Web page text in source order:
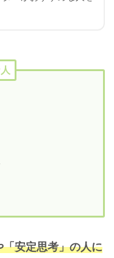
「安定思考」の人に